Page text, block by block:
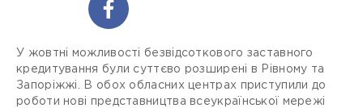
У жовтні можливості безвідсоткового заставного
кредитування були суттєво розширені в Рівному та
Запоріжжі. В обох обласних центрах приступили до
роботи нові представництва всеукраїнської мережі